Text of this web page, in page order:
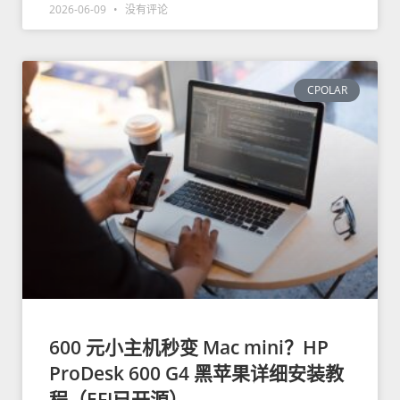
2026-06-09 没有评论
CPOLAR
600 元小主机秒变 Mac mini？HP
ProDesk 600 G4 黑苹果详细安装教